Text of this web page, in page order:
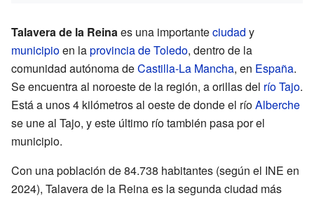
Talavera de la Reinaes una importanteciudad y
municipioen laprovincia de Toledo, dentro de la
comunidad autónoma deCastilla-La Mancha, en España.
Se encuentra al noroeste de la región, a orillas del río Tajo.
Está a unos 4 kilómetros al oeste de donde el ríoAlberche
se une al Tajo, y este último río también pasa por el
municipio.
Con una población de 84.738 habitantes (según el INE en
2024), Talavera de la Reina es la segunda ciudad más